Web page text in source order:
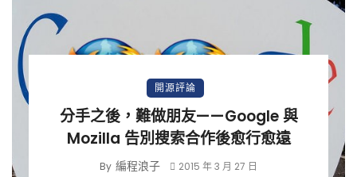
開源評論
分手之後，難做朋友——Google 與
Mozilla 告別搜索合作後愈行愈遠
By 編程浪子 2015 年 3 月 27 日